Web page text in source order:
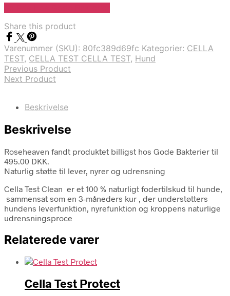
Share this product
Varenummer (SKU): 80fc389d69fc Kategorier: CELLA
TEST, CELLA TEST CELLA TEST, Hund
Previous Product
Next Product
Beskrivelse
Beskrivelse
Roseheaven fandt produktet billigst hos Gode Bakterier til
495.00 DKK.
Naturlig støtte til lever, nyrer og udrensning
Cella Test Clean er et 100 % naturligt fodertilskud til hunde,
sammensat som en 3-måneders kur , der understøtters
hundens leverfunktion, nyrefunktion og kroppens naturlige
udrensningsproce
Relaterede varer
Cella Test Protect